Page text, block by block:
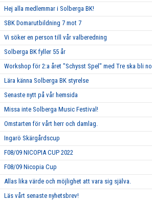
Hej alla medlemmar i Solberga BK!
SBK Domarutbildning 7 mot 7
Vi söker en person till vår valberedning
Solberga BK fyller 55 år
Workshop för 2:a året "Schysst Spel" med Tre ska bli noll
Lära känna Solberga BK styrelse
Senaste nytt på vår hemsida
Missa inte Solberga Music Festival!
Omstarten för vårt herr och damlag.
Ingarö Skärgårdscup
F08/09 NICOPIA CUP 2022
F08/09 Nicopia Cup
Allas lika värde och möjlighet att vara sig själva.
Läs vårt senaste nyhetsbrev!